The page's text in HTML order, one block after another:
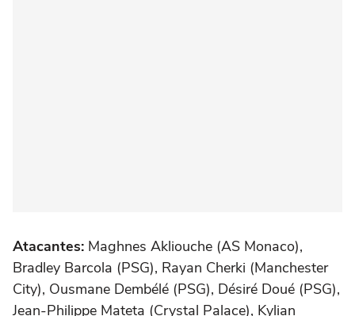
Atacantes: Maghnes Akliouche (AS Monaco),
Bradley Barcola (PSG), Rayan Cherki (Manchester
City), Ousmane Dembélé (PSG), Désiré Doué (PSG),
Jean-Philippe Mateta (Crystal Palace), Kylian